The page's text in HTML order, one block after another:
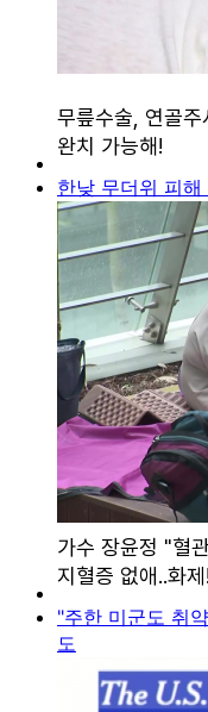
한낮 무더위 피
"주한 미군도 취
도